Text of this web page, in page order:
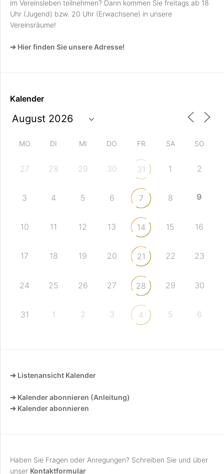
im Vereinsleben teilnehmen? Dann kommen Sie freitags ab 18
Uhr (Jugend) bzw. 20 Uhr (Erwachsene) in unsere
Vereinsräume!
➔ Hier finden Sie unsere Adresse!
Kalender
MO DI MI DO FR SA SO
27 28 29 30 31 1 2
3 4 5 6 7 8 9
10 11 12 13 14 15 16
17 18 19 20 21 22 23
24 25 26 27 28 29 30
31 1 2 3 4 5 6
➔ Listenansicht Kalender
➔ Kalender abonnieren (Anleitung)
➔ Kalender abonnieren
Haben Sie Fragen oder Anregungen? Schreiben Sie und über
unser Kontaktformular